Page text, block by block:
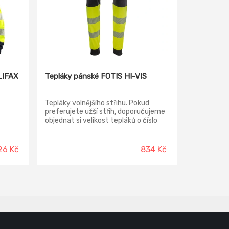
Kč
Tepláky pánské FOTIS HI-VIS
Tepláky volnějšího střihu. Pokud
preferujete užší střih, doporučujeme
objednat si velikost tepláků o číslo
834 Kč